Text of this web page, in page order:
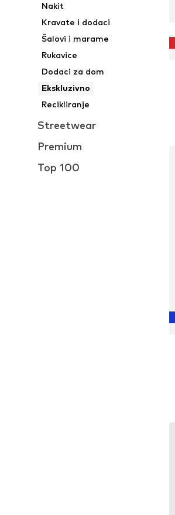
Nakit
Kravate i dodaci
Šalovi i marame
Rukavice
Dodaci za dom
Ekskluzivno
Recikliranje
Streetwear
Premium
Top 100